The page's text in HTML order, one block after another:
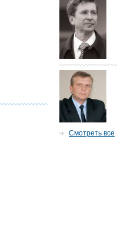
Смотреть все